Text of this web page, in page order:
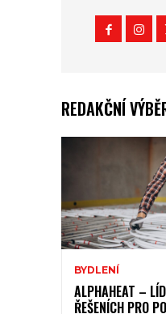
REDAKČNÍ
BYDLENÍ
ALPHAHEAT –
ŘEŠENÍCH PRO